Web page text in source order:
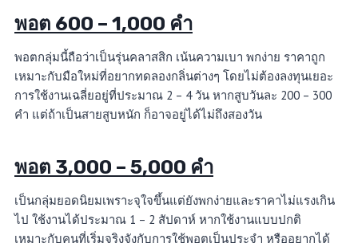
พอต 600 – 1,000 คำ
พอตกลุ่มนี้ถือว่าเป็นรุ่นคลาสสิก เน้นความเบา พกง่าย ราคาถูก
เหมาะกับมือใหม่ที่อยากทดลองกลิ่นต่างๆ โดยไม่ต้องลงทุนเยอะ
การใช้งานเฉลี่ยอยู่ที่ประมาณ 2 – 4 วัน หากสูบวันละ 200 – 300
คำ แต่ถ้าเป็นสายสูบหนัก ก็อาจอยู่ได้ไม่ถึงสองวัน
พอต 3,000 – 5,000 คำ
เป็นกลุ่มยอดนิยมเพราะจุใจขึ้นแต่ยังพกง่ายและราคาไม่แรงเกิน
ไป ใช้งานได้ประมาณ 1 – 2 สัปดาห์ หากใช้งานแบบปกติ
เหมาะกับคนที่เริ่มจริงจังกับการใช้พอตเป็นประจำ หรืออยากได้